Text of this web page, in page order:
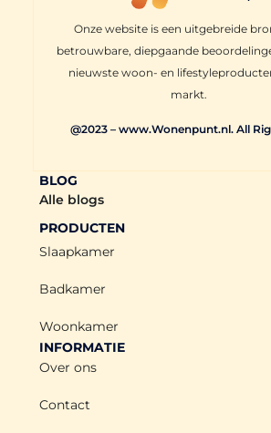
Onze website is een uitgebreide
betrouwbare, diepgaande
nieuwste woon- en
markt.
@2023 – www.Wonenpunt.nl. All
BLOG
Alle blogs
PRODUCTEN
Slaapkamer
Badkamer
Woonkamer
INFORMATIE
Over ons
Contact